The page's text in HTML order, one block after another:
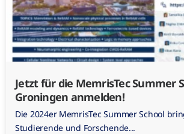
Jetzt für die MemrisTec Summer
Groningen anmelden!
Die 2024er MemrisTec Summer School
Studierende und Forschende...